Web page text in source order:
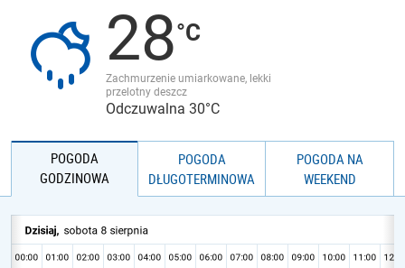
JAKOŚĆ POWIETRZA28
Zachmurzenie umiarkowane, lekki
przelotny deszcz
Odczuwalna 30°C
POGODA
GODZINOWA
POGODA
DŁUGOTERMINOWA
POGODA NA
WEEKEND